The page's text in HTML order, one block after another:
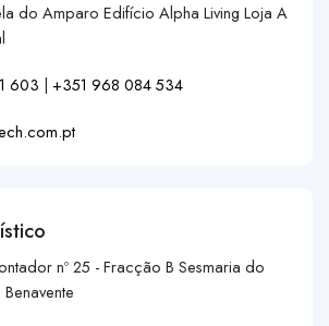
do Amparo Edifício Alpha Living Loja A
603 | +351 968 084 534
nº 25 - Fracção B Sesmaria do